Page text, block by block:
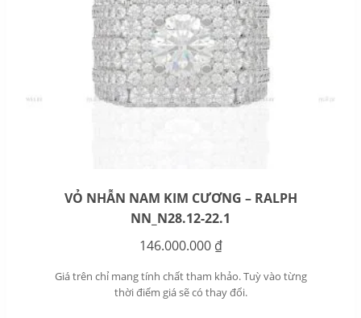
VỎ NHẪN NAM KIM CƯƠNG – RALPH
NN_N28.12-22.1
146.000.000 ₫
Giá trên chỉ mang tính chất tham khảo. Tuỳ vào từng
thời điểm giá sẽ có thay đổi.